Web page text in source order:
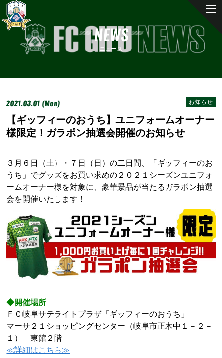
NEWS
ニュース
2021.03.01 (Mon) お知らせ
【ギッフィーのおうち】ユニフォームオーナー
様限定！ガラポン抽選会開催のお知らせ
３月６日（土）・７日（日）の二日間、「ギッフィーのお
うち」でグッズをお買い求めの２０２１シーズンユニフォ
ームオーナー様を対象に、豪華景品が当たるガラポン抽選
会を開催いたします！
◆開催場所
ＦＣ岐阜サテライトプラザ「ギッフィーのおうち」
マーサ２１ショッピングセンター（岐阜市正木中１－２－
１） 東館２階
≪詳細はこちら≫